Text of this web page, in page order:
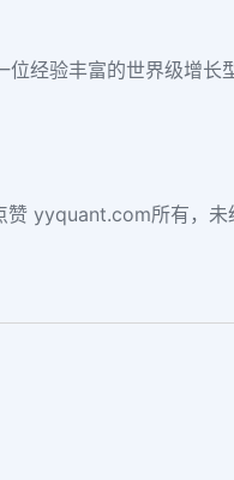
经验丰富的世界级增长
yyquant.com所有，未